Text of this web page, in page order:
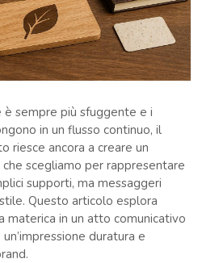
è sempre più sfuggente e i
in un flusso continuo, il
riesce ancora a creare un
scegliamo per rappresentare
supporti, ma messaggeri
Questo articolo esplora
materica in un atto comunicativo
duratura e